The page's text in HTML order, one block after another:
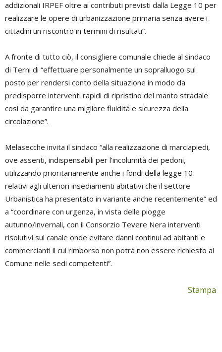
addizionali IRPEF oltre ai contributi previsti dalla Legge 10 per
realizzare le opere di urbanizzazione primaria senza avere i
cittadini un riscontro in termini di risultati”.
A fronte di tutto ciò, il consigliere comunale chiede al sindaco
di Terni di “effettuare personalmente un sopralluogo sul
posto per rendersi conto della situazione in modo da
predisporre interventi rapidi di ripristino del manto stradale
così da garantire una migliore fluidità e sicurezza della
circolazione”.
Melasecche invita il sindaco “alla realizzazione di marciapiedi,
ove assenti, indispensabili per l’incolumità dei pedoni,
utilizzando prioritariamente anche i fondi della legge 10
relativi agli ulteriori insediamenti abitativi che il settore
Urbanistica ha presentato in variante anche recentemente” ed
a “coordinare con urgenza, in vista delle piogge
autunno/invernali, con il Consorzio Tevere Nera interventi
risolutivi sul canale onde evitare danni continui ad abitanti e
commercianti il cui rimborso non potrà non essere richiesto al
Comune nelle sedi competenti”.
Stampa